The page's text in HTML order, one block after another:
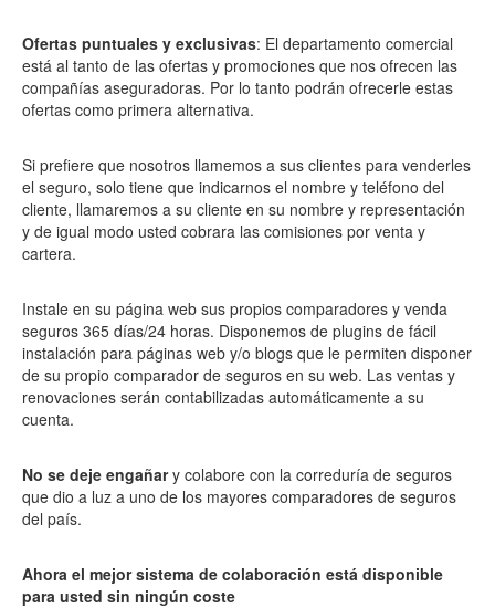
Ofertas puntuales y exclusivas: El departamento comercial
está al tanto de las ofertas y promociones que nos ofrecen las
compañías aseguradoras. Por lo tanto podrán ofrecerle estas
ofertas como primera alternativa.
Si prefiere que nosotros llamemos a sus clientes para venderles
el seguro, solo tiene que indicarnos el nombre y teléfono del
cliente, llamaremos a su cliente en su nombre y representación
y de igual modo usted cobrara las comisiones por venta y
cartera.
Instale en su página web sus propios comparadores y venda
seguros 365 días/24 horas. Disponemos de plugins de fácil
instalación para páginas web y/o blogs que le permiten disponer
de su propio comparador de seguros en su web. Las ventas y
renovaciones serán contabilizadas automáticamente a su
cuenta.
No se deje engañary colabore con la correduría de seguros
que dio a luz a uno de los mayores comparadores de seguros
del país.
Ahora el mejor sistema de colaboración está disponible
para usted sin ningún coste